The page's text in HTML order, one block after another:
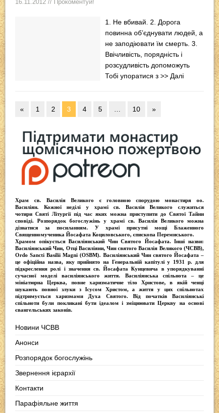
16.11.2012 // Прокоментуй!
1. Не вбивай. 2. Дорога
повинна об’єднувати людей, а
не заподіювати їм смерть. 3.
Ввічливість, порядність і
розсудливість допоможуть
Тобі упоратися з>> Далі
« 1 2 3 4 5 10 »
Храм св. Василія Великого є головною спорудою монастиря оо.
Василіян. Кожної неділі у храмі св. Василія Великого служиться
чотириСвяті Літургії під час яких можна приступити до Святої Тайни
сповіді.Розпорядок богослужінь у храмі св. Василія Великого можна
дізнатися за посиланням. У храмі присутні мощі Блаженного
Священномученика Йосафата Коциловського, єпископа Перемиського.
Храмом опікуєтьсяВасиліянський Чин Святого Йосафата. Інші назви:
Василіянський Чин, Отці Василіяни, Чин святого Василія Великого (ЧСВВ),
Ordо Sancti Basilii Magni (OSBM). Василіянський Чин святого Йосафата –
це офіційна назва, яку прийнято на Генеральній капітулі у 1931 р. для
підкреслення ролі і значення св. Йосафата Кунцевича в упорядкуванні
сучасної моделі василіянського життя. Василіянська спільнота – це
мініатюрна Церква, повне харизматичне тіло Христове, в якій ченці
шукають повної злуки з Iсусом Христом, а життя у цих спільнотах
підтримується харизмами Духа Святого. Від початків Василіянські
спільноти були покликані бути ідеалом і зміцнювати Церкву на основі
євангельських законів.
Новини ЧСВВ
Анонси
Розпорядок богослужінь
Звернення ієрархії
Контакти
Парафіяльне життя